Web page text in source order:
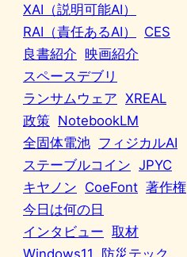
XAI（説明可能AI）
RAI（責任あるAI）
CES
良書紹介 映画紹介
スペースデブリ
ランサムウェア XREAL
政策 NotebookLM
全固体電池 フィジカルAI
ステーブルコイン JPYC
キヤノン CoeFont 著作権
今日は何の日
インタビュー 取材
Windows11
防災テック